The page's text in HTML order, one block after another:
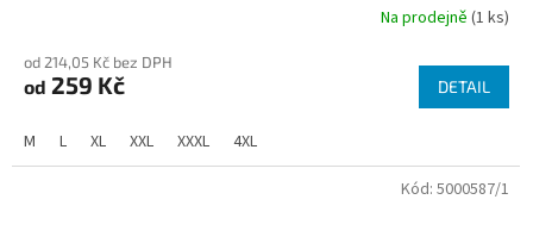
Na prodejně (1 ks)
od 214,05 Kč bez DPH
od 259 Kč DETAIL
M L XL XXL XXXL 4XL
Kód: 5000587/1